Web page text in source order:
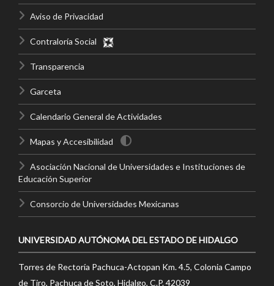
Aviso de Privacidad
Contraloría Social
Transparencia
Garceta
Calendario General de Actividades
Mapas y Accesibilidad
Asociación Nacional de Universidades e Instituciones de
Educación Superior
Consorcio de Universidades Mexicanas
UNIVERSIDAD AUTÓNOMA DEL ESTADO DE HIDALGO
Torres de Rectoría Pachuca-Actopan Km. 4.5, Colonia Campo
de Tiro, Pachuca de Soto, Hidalgo, C.P. 42039